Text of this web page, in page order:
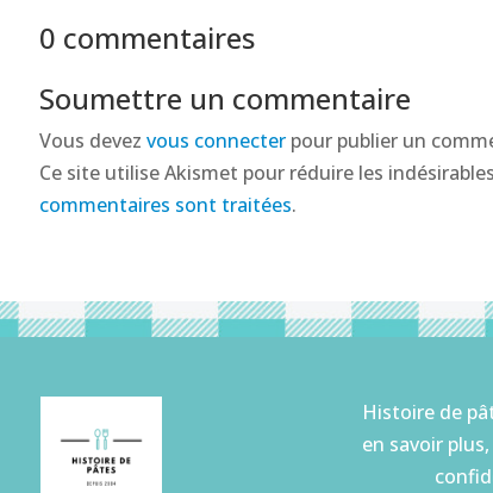
0 commentaires
Soumettre un commentaire
Vous devez vous connecterpour publier un
Ce site utilise Akismet pour réduire les
commentaires sont traitées.
Histoire de
en savoir